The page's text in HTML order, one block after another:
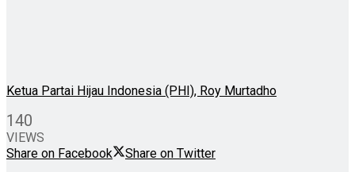
Ketua Partai Hijau Indonesia (PHI), Roy Murtadho
140
VIEWS
Share on Facebook
Share on Twitter